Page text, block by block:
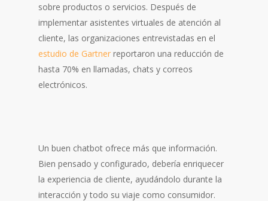
sobre productos o servicios. Después de
implementar asistentes virtuales de atención al
cliente, las organizaciones entrevistadas en el
estudio de Gartner reportaron una reducción de
hasta 70% en llamadas, chats y correos
electrónicos.
Un buen chatbot ofrece más que información.
Bien pensado y configurado, debería enriquecer
la experiencia de cliente, ayudándolo durante la
interacción y todo su viaje como consumidor.